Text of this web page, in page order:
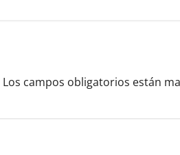
Los campos obligatorios están